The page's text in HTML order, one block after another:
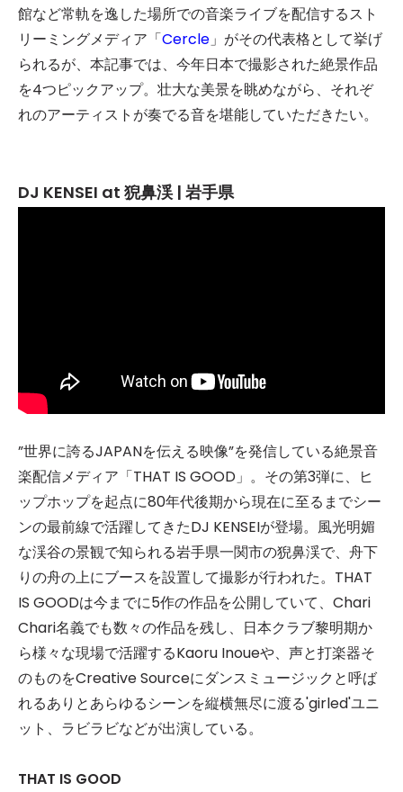
館など常軌を逸した場所での音楽ライブを配信するスト
リーミングメディア「Cercle」がその代表格として挙げ
られるが、本記事では、今年日本で撮影された絶景作品
を4つピックアップ。壮大な美景を眺めながら、それぞ
れのアーティストが奏でる音を堪能していただきたい。
DJ KENSEI at 猊鼻渓 | 岩手県
”世界に誇るJAPANを伝える映像”を発信している絶景音
楽配信メディア「THAT IS GOOD」。その第3弾に、ヒ
ップホップを起点に80年代後期から現在に至るまでシー
ンの最前線で活躍してきたDJ KENSEIが登場。風光明媚
な渓谷の景観で知られる岩手県一関市の猊鼻渓で、舟下
りの舟の上にブースを設置して撮影が行われた。THAT
IS GOODは今までに5作の作品を公開していて、Chari
Chari名義でも数々の作品を残し、日本クラブ黎明期か
ら様々な現場で活躍するKaoru Inoueや、声と打楽器そ
のものをCreative Sourceにダンスミュージックと呼ば
れるありとあらゆるシーンを縦横無尽に渡る'girled'ユニ
ット、ラビラビなどが出演している。
THAT IS GOOD